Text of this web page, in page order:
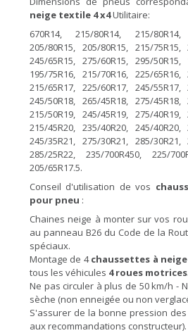
neige textile 4 x4Utilitaire:
670R14, 215/80R14, 215/
205/80R15, 205/80R15, 215/75R15,
245/65R15, 275/60R15, 295/50R15,
195/75R16, 215/70R16, 225/65R16,
215/65R17, 225/60R17, 245/55R17,
245/50R18, 265/45R18, 275/45R18,
215/50R19, 245/45R19, 275/40R19,
215/45R20, 235/40R20, 245/40R20,
245/35R21, 275/30R21, 285/30R21,
285/25R22, 235/700R450, 225/
205/65R17.5.
Conseil d'utilisation de vos
pour pneu :
Chaines neige à monter sur vos
au panneau B26 du Code de la
spéciaux.
Montage de 4chaussettes à neige
tous les véhicules 4 roues motrices
Ne pas circuler à plus de 50 km/h -
sèche (non enneigée ou non
S'assurer de la bonne pression
aux recommandations constructeur).